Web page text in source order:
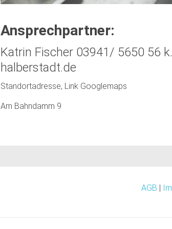
Ansprechpartner:
Katrin Fischer 03941/ 5650 56
halberstadt.de
Standortadresse, Link Googlemaps
Am Bahndamm 9
AGB |